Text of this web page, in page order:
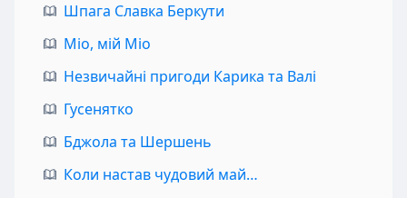
Шпага Славка Беркути
Міо, мій Міо
Незвичайні пригоди Карика та Валі
Гусенятко
Бджола та Шершень
Коли настав чудовий май…